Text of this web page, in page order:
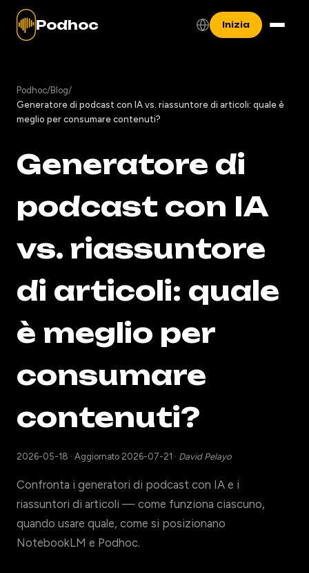
Podhoc Inizia
Podhoc/Blog/
Generatore di podcast con IA vs. riassuntore di articoli: quale è
meglio per consumare contenuti?
Generatore di
podcast con IA
vs. riassuntore
di articoli: quale
è meglio per
consumare
contenuti?
2026-05-18 · Aggiornato 2026-07-21 · David Pelayo
Confronta i generatori di podcast con IA e i
riassuntori di articoli — come funziona ciascuno,
quando usare quale, come si posizionano
NotebookLM e Podhoc.